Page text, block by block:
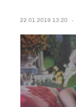
22.01.2019 13:20